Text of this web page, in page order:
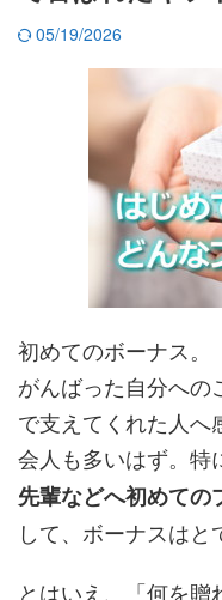
05/19/2026
初めてのボーナス。
がんばった自分への
で支えてくれた人へ
会人も多いはず。特
先輩などへ初めての
して、ボーナスはと
とはいえ、「何を